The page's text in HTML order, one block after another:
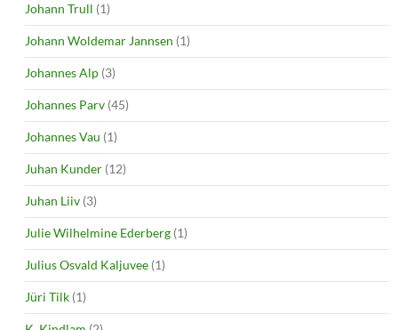
Johann Trull (1)
Johann Woldemar Jannsen (1)
Johannes Alp (3)
Johannes Parv (45)
Johannes Vau (1)
Juhan Kunder (12)
Juhan Liiv (3)
Julie Wilhelmine Ederberg (1)
Julius Osvald Kaljuvee (1)
Jüri Tilk (1)